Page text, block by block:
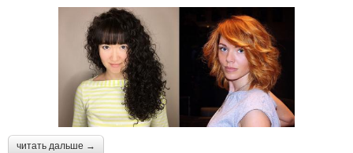
читать дальше →